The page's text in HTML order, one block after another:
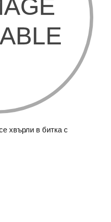
хвърли в битка с